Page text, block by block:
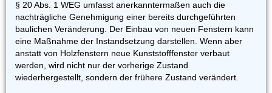
§ 20 Abs. 1 WEG umfasst anerkanntermaßen auch die
nachträgliche Genehmigung einer bereits durchgeführten
baulichen Veränderung. Der Einbau von neuen Fenstern kann
eine Maßnahme der Instandsetzung darstellen. Wenn aber
anstatt von Holzfenstern neue Kunststofffenster verbaut
werden, wird nicht nur der vorherige Zustand
wiederhergestellt, sondern der frühere Zustand verändert.